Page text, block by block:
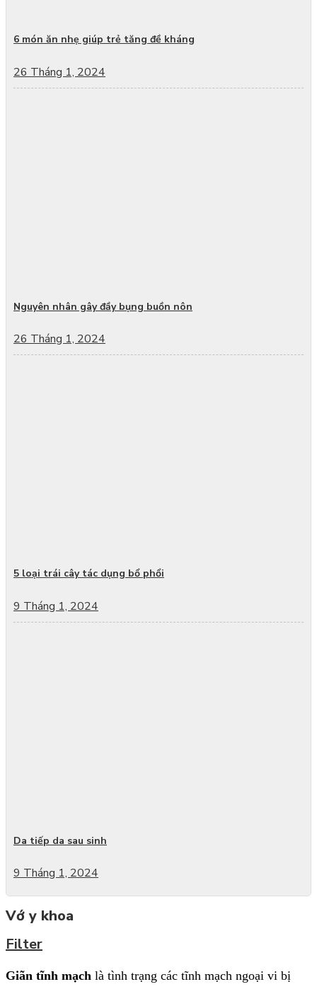
6 món ăn nhẹ giúp trẻ tăng đề kháng
26 Tháng 1, 2024
Nguyên nhân gây đầy bụng buồn nôn
26 Tháng 1, 2024
5 loại trái cây tác dụng bổ phổi
9 Tháng 1, 2024
Da tiếp da sau sinh
9 Tháng 1, 2024
Vớ y khoa
Filter
Giãn tĩnh mạch là tình trạng các tĩnh mạch ngoại vi bị